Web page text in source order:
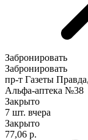
Забронировать
Забронировать
пр-т Газеты
Альфа-аптека №38
Закрыто
7 шт. вчера
Закрыто
77,06 р.